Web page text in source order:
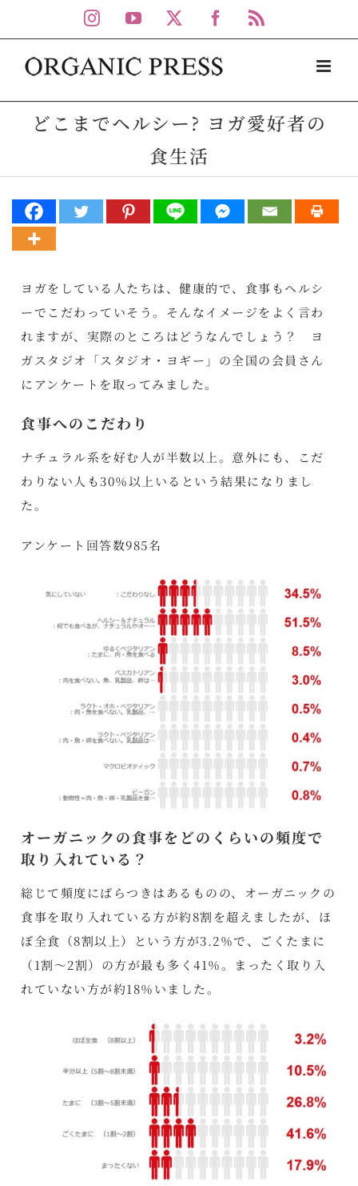
to
content
Instagram
YouTube Facebook
どこまでヘルシー? ヨガ愛好者の
食生活
ヨガをしている人たちは、健康的で、食事もヘルシ
ーでこだわっていそう。そんなイメージをよく言わ
れますが、実際のところはどうなんでしょう？ ヨ
ガスタジオ「スタジオ・ヨギー」の全国の会員さん
にアンケートを取ってみました。
食事へのこだわり
ナチュラル系を好む人が半数以上。意外にも、こだ
わりない人も30％以上いるという結果になりまし
た。
アンケート回答数985名
オーガニックの食事をどのくらいの頻度で
取り入れている？
総じて頻度にばらつきはあるものの、オーガニックの
食事を取り入れている方が約8割を超えましたが、ほ
ぼ全食（8割以上）という方が3.2％で、ごくたまに
（1割～2割）の方が最も多く41％。まったく取り入
れていない方が約18％いました。